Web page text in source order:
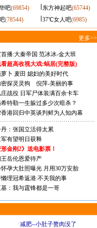
吧(69854) 东方神起吧(65744)
(78544) 37℃女人吧(6985)
更多>>
播:大秦帝国 范冰冰-金大班
超高收视大戏:蜗居(完整版)
卜 麦田 媳妇的美好时代
探灵灵狗
倪萍-美丽的事
庄战役 日军尸体装满百余卡车
特勒一生躲过多少次暗杀？
香港回归中英谈判鲜为人知内幕
：张国立活得太累
有望明日获释
形金刚2》送电影票！
岳伦恩爱待产
孕大肚照曝光 月用30万安胎
懒理冠希返港:不关我的事
：我与霆锋都是一哥
·减肥--小肚子赘肉没了